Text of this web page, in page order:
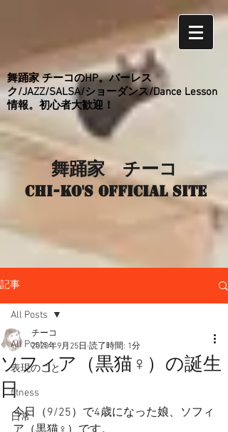
舞踊家 チーコのHP。バーレス
ク/JAZZ/SALSA/ショーダンス/Dance Lesson
情報。初心者大歓迎！
舞踊家 チーコ
Chi-ko's Official site
記事
All Posts
表現のこと
fitness
日常
All Posts
ソフィア（黒猫♀）の誕生
日
チーコ
2020年9月25日 読了時間: 1分
今日（9/25）で4歳になった娘、ソフィ